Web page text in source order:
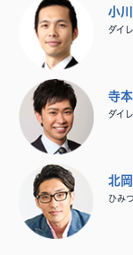
小
ダイ
寺
ダイ
北
ひみ